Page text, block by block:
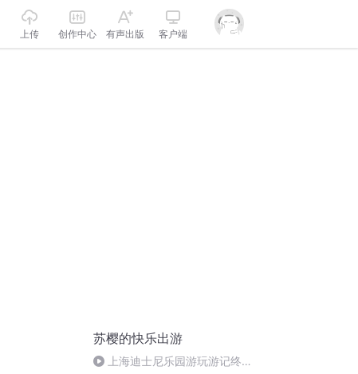
上传 创作中心 有声出版 客户端
苏樱的快乐出游
上海迪士尼乐园游玩游记终结